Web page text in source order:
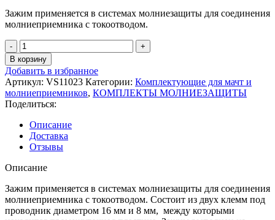
Зажим применяется в системах молниезащиты для соединения
молниеприемника с токоотводом.
Количество
товара
VS11023
Зажим
для
молниеприемника
(8мм/16мм)
-
медь
В корзину
Добавить в избранное
Артикул: VS11023 Категории: Комплектующие для мачт и
молниеприемников, КОМПЛЕКТЫ МОЛНИЕЗАЩИТЫ
Поделиться:
Описание
Доставка
Отзывы
Описание
Зажим применяется в системах молниезащиты для соединения
молниеприемника с токоотводом. Состоит из двух клемм под
проводник диаметром 16 мм и 8 мм, между которыми